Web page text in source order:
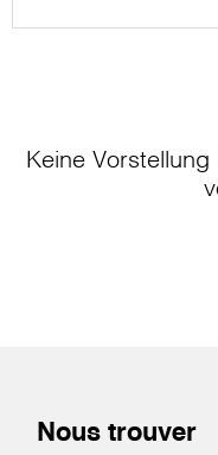
Keine
Nous trouver